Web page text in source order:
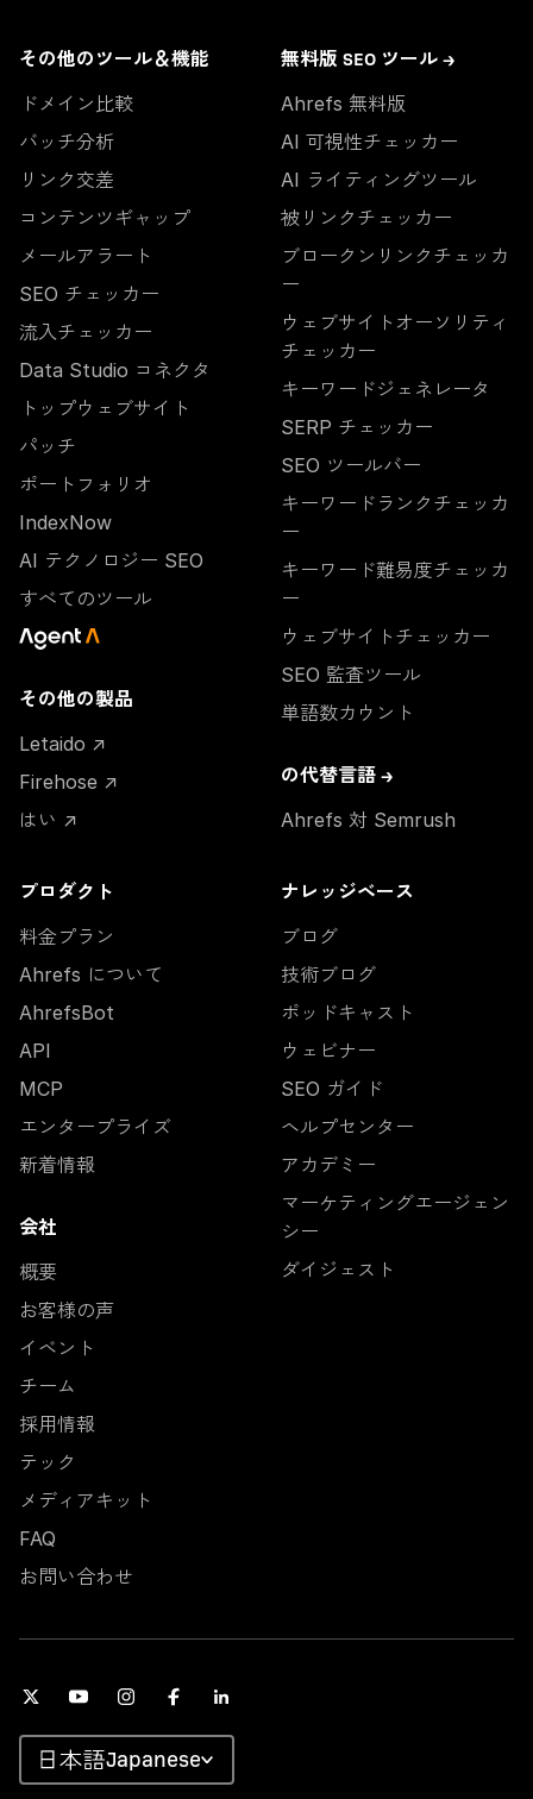
その他のツール＆機能
ドメイン比較
バッチ分析
リンク交差
コンテンツギャップ
メールアラート
SEO チェッカー
流入チェッカー
Data Studio コネクタ
トップウェブサイト
パッチ
ポートフォリオ
IndexNow
AI テクノロジー SEO
すべてのツール
その他の製品
Letaido ↗
Firehose ↗
はい ↗
無料版 SEO ツール →
Ahrefs 無料版
AI 可視性チェッカー
AI ライティングツール
被リンクチェッカー
ブロークンリンクチェッカ
ー
ウェブサイトオーソリティ
チェッカー
キーワードジェネレータ
SERP チェッカー
SEO ツールバー
キーワードランクチェッカ
ー
キーワード難易度チェッカ
ー
ウェブサイトチェッカー
SEO 監査ツール
単語数カウント
の代替言語 →
Ahrefs 対 Semrush
プロダクト
料金プラン
Ahrefs について
AhrefsBot
API
MCP
エンタープライズ
新着情報
会社
概要
お客様の声
イベント
チーム
採用情報
テック
メディアキット
FAQ
お問い合わせ
ナレッジベース
ブログ
技術ブログ
ポッドキャスト
ウェビナー
SEO ガイド
ヘルプセンター
アカデミー
マーケティングエージェン
シー
ダイジェスト
Japanese